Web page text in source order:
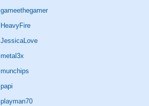
gameethegamer
HeavyFire
JessicaLove
metal3x
munchips
papi
playman70